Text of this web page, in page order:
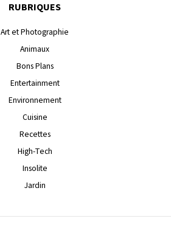
RUBRIQUES
Art et Photographie
Animaux
Bons Plans
Entertainment
Environnement
Cuisine
Recettes
High-Tech
Insolite
Jardin